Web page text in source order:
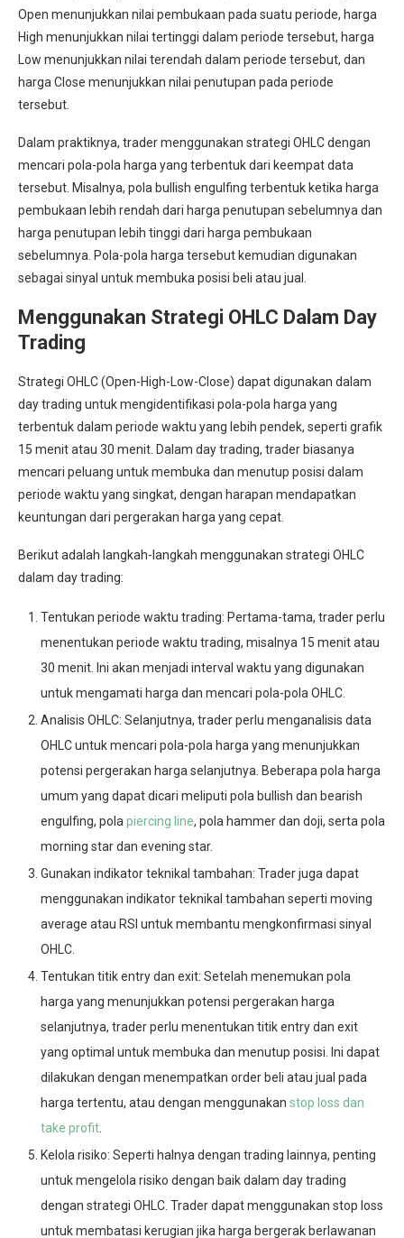
Open menunjukkan nilai pembukaan pada suatu periode, harga
High menunjukkan nilai tertinggi dalam periode tersebut, harga
Low menunjukkan nilai terendah dalam periode tersebut, dan
harga Close menunjukkan nilai penutupan pada periode
tersebut.
Dalam praktiknya, trader menggunakan strategi OHLC dengan
mencari pola-pola harga yang terbentuk dari keempat data
tersebut. Misalnya, pola bullish engulfing terbentuk ketika harga
pembukaan lebih rendah dari harga penutupan sebelumnya dan
harga penutupan lebih tinggi dari harga pembukaan
sebelumnya. Pola-pola harga tersebut kemudian digunakan
sebagai sinyal untuk membuka posisi beli atau jual.
Menggunakan Strategi OHLC Dalam Day
Trading
Strategi OHLC (Open-High-Low-Close) dapat digunakan dalam
day trading untuk mengidentifikasi pola-pola harga yang
terbentuk dalam periode waktu yang lebih pendek, seperti grafik
15 menit atau 30 menit. Dalam day trading, trader biasanya
mencari peluang untuk membuka dan menutup posisi dalam
periode waktu yang singkat, dengan harapan mendapatkan
keuntungan dari pergerakan harga yang cepat.
Berikut adalah langkah-langkah menggunakan strategi OHLC
dalam day trading:
Tentukan periode waktu trading: Pertama-tama, trader perlu
menentukan periode waktu trading, misalnya 15 menit atau
30 menit. Ini akan menjadi interval waktu yang digunakan
untuk mengamati harga dan mencari pola-pola OHLC.
Analisis OHLC: Selanjutnya, trader perlu menganalisis data
OHLC untuk mencari pola-pola harga yang menunjukkan
potensi pergerakan harga selanjutnya. Beberapa pola harga
umum yang dapat dicari meliputi pola bullish dan bearish
engulfing, pola piercing line, pola hammer dan doji, serta pola
morning star dan evening star.
Gunakan indikator teknikal tambahan: Trader juga dapat
menggunakan indikator teknikal tambahan seperti moving
average atau RSI untuk membantu mengkonfirmasi sinyal
OHLC.
Tentukan titik entry dan exit: Setelah menemukan pola
harga yang menunjukkan potensi pergerakan harga
selanjutnya, trader perlu menentukan titik entry dan exit
yang optimal untuk membuka dan menutup posisi. Ini dapat
dilakukan dengan menempatkan order beli atau jual pada
harga tertentu, atau dengan menggunakan stop loss dan
take profit
Kelola risiko: Seperti halnya dengan trading lainnya, penting
untuk mengelola risiko dengan baik dalam day trading
dengan strategi OHLC. Trader dapat menggunakan stop loss
untuk membatasi kerugian jika harga bergerak berlawanan